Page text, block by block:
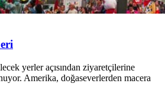
yerler açısından ziyaretçilerine
Amerika, doğaseverlerden macera